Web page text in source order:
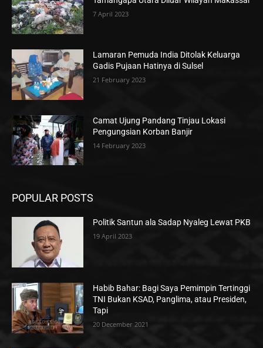
7 April 2023
Lamaran Pemuda India Ditolak Keluarga
Gadis Pujaan Hatinya di Sulsel
21 February 2023
Camat Ujung Pandang Tinjau Lokasi
Pengungsian Korban Banjir
14 February 2023
POPULAR POSTS
Politik Santun ala Sadap Nyaleg Lewat PKB
19 April 2023
Habib Bahar: Bagi Saya Pemimpin Tertinggi
TNI Bukan KSAD, Panglima, atau Presiden,
Tapi
20 December 2021